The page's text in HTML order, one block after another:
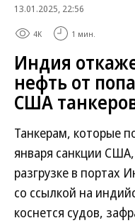
13.01.2025, 22:56
4K 1 мин.
Индия
нефть от
США
Танкерам, которые
января санкции
разгрузке в портах
со ссылкой на
коснется судов,